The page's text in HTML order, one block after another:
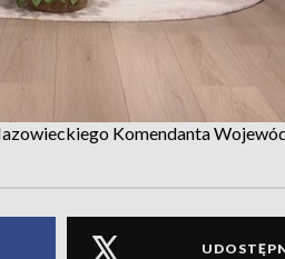
Komendanta